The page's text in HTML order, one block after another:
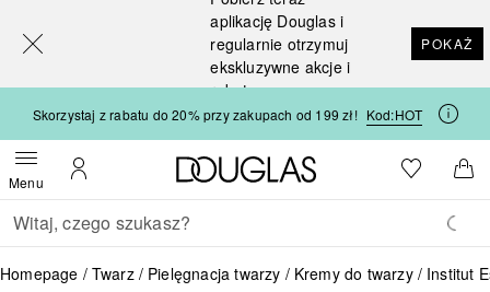
aplikację Douglas i
regularnie otrzymuj
ekskluzywne akcje i
rabaty
POKAŻ
Skorzystaj z rabatu do 20% przy zakupach od 199 zł! Kod:HOT
MenuOtwórz menuMoje konto
Strona główna Douglas
Do listyDo
Wracać
Wykonaj wyszukiwanie
Homepage Twarz Pielęgnacja twarzy Kremy do twarzy Institut
[navigation.slideout.screenreader]